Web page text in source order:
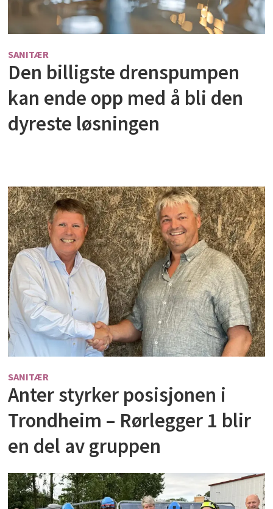
SANITÆR
Den billigste drenspumpen
kan ende opp med å bli den
dyreste løsningen
SANITÆR
Anter styrker posisjonen i
Trondheim – Rørlegger 1 blir
en del av gruppen